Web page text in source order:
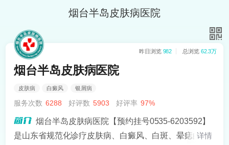
烟台半岛皮肤病医院
昨日浏览 982 总浏览 62.3万
烟台半岛皮肤病医院
皮肤病 白癜风 银屑病
服务次数 6288 好评数 5903 好评率 97%
烟台半岛皮肤病医院【预约挂号0535-6203592】
是山东省规范化诊疗皮肤病、白癜风、白斑、晕痣的医
详情